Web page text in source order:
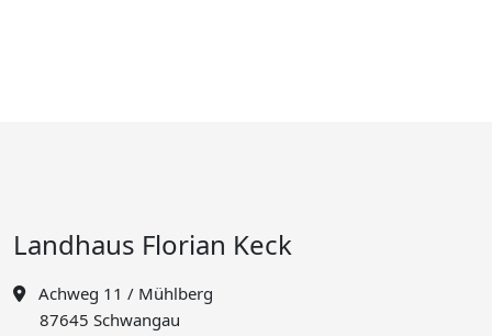
Landhaus Florian Keck
Achweg 11 / Mühlberg
87645 Schwangau